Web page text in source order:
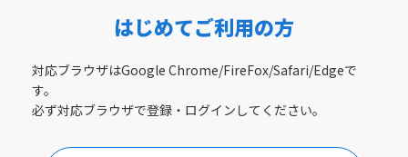
はじめてご利用の方
対応ブラウザはGoogle Chrome/FireFox/Safari/Edgeで
す。
必ず対応ブラウザで登録・ログインしてください。